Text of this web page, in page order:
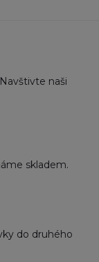
naši
skladem.
do druhého